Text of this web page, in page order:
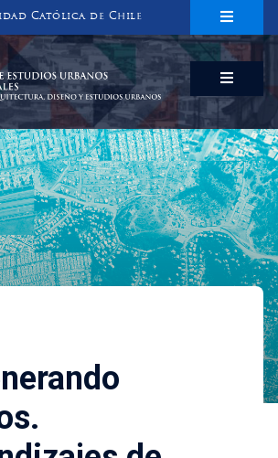
Católica de Chile
ESTUDIOS URBANOS
DISEÑO Y ESTUDIOS URBANOS
Regenerando barrios.